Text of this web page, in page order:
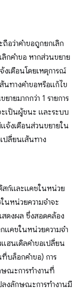
อว่าคำขอถูกยกเลิก
กคำขอ หากส่วนขยาย
งเตือนโดยเหตุการณ์
นทางคำขอหรือแก้ไข
ายมากกว่า 1 รายการ
เป็นผู้ชนะ และระบบ
จ้งเตือนส่วนขยายใน
ปลี่ยนเส้นทาง
สก์และแคชในหน่วย
นหน่วยความจำจะ
สดงผล ซึ่งสอดคล้อง
แคชในหน่วยความจำ
ฮนเดิลคำขอเปลี่ยน
บล็อกคำขอ) การ
ษณะการทำงานที่
ลงลักษณะการทำงานมี